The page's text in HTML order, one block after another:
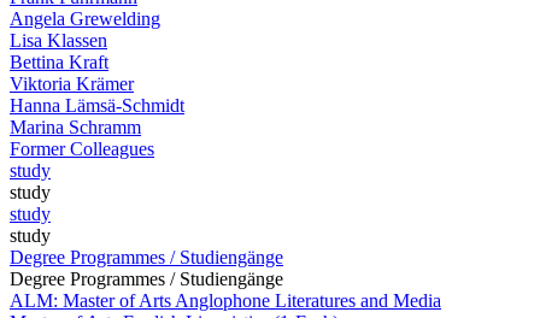
Angela Grewelding
Lisa Klassen
Bettina Kraft
Viktoria Krämer
Hanna Lämsä-Schmidt
Marina Schramm
Former Colleagues
study
study
study
study
Degree Programmes / Studiengänge
Degree Programmes / Studiengänge
ALM: Master of Arts Anglophone Literatures and Media